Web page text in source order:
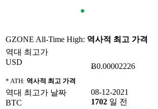
GZONE All-Time High: 역사적 최고 가격
역대 최고가
USD
* ATH: 역사적 최고 가격
Ƀ0.00002226
역대 최고가 날짜
BTC
08-12-2021
1702 일 전